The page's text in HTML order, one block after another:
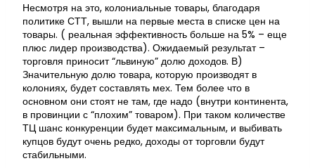
Несмотря на это, колониальные товары, благодаря
политике СТТ, вышли на первые места в списке цен на
товары. ( реальная эффективность больше на 5% – еще
плюс лидер производства). Ожидаемый результат –
торговля приносит “львиную” долю доходов. В)
Значительную долю товара, которую производят в
колониях, будет составлять мех. Тем более что в
основном они стоят не там, где надо (внутри континента,
в провинции с “плохим” товаром). При таком количестве
ТЦ шанс конкуренции будет максимальным, и выбивать
купцов будут очень редко, доходы от торговли будут
стабильными.